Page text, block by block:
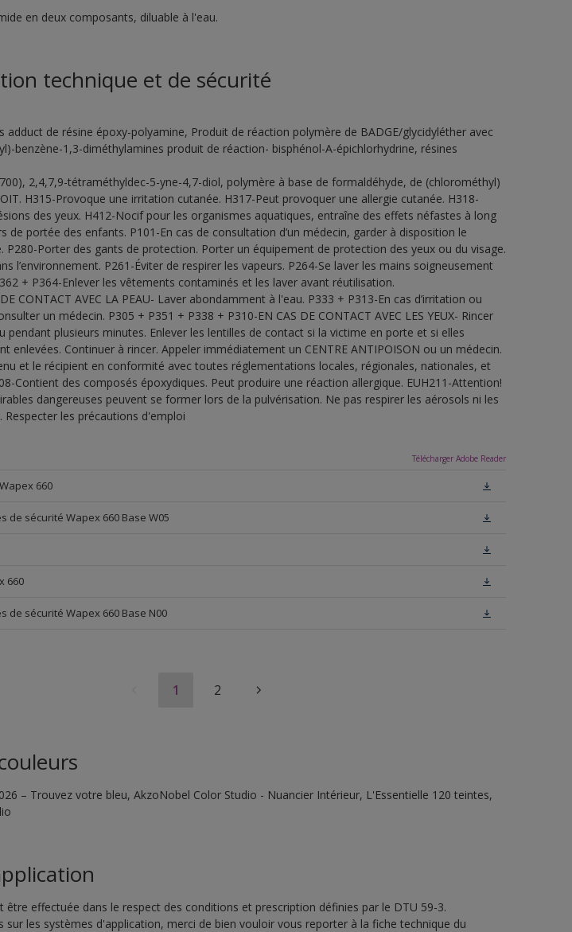
en deux composants, diluable à l'eau.
technique et de sécurité
adduct de résine époxy-polyamine, Produit de réaction polymère de BADGE/glycidyléther avec
benzène-1,3-diméthylamines produit de réaction- bisphénol-A-épichlorhydrine, résines
2,4,7,9-tétraméthyldec-5-yne-4,7-diol, polymère à base de formaldéhyde, de (chlorométhyl)
H315-Provoque une irritation cutanée. H317-Peut provoquer une allergie cutanée. H318-
des yeux. H412-Nocif pour les organismes aquatiques, entraîne des effets néfastes à long
de portée des enfants. P101-En cas de consultation d’un médecin, garder à disposition le
P280-Porter des gants de protection. Porter un équipement de protection des yeux ou du visage.
l’environnement. P261-Éviter de respirer les vapeurs. P264-Se laver les mains soigneusement
+ P364-Enlever les vêtements contaminés et les laver avant réutilisation.
CONTACT AVEC LA PEAU- Laver abondamment à l'eau. P333 + P313-En cas d’irritation ou
un médecin. P305 + P351 + P338 + P310-EN CAS DE CONTACT AVEC LES YEUX- Rincer
pendant plusieurs minutes. Enlever les lentilles de contact si la victime en porte et si elles
enlevées. Continuer à rincer. Appeler immédiatement un CENTRE ANTIPOISON ou un médecin.
et le récipient en conformité avec toutes réglementations locales, régionales, nationales, et
Contient des composés époxydiques. Peut produire une réaction allergique. EUH211-Attention!
dangereuses peuvent se former lors de la pulvérisation. Ne pas respirer les aérosols ni les
Respecter les précautions d'emploi
Télécharger Adobe Reader
660
de sécurité Wapex 660 Base W05
660
de sécurité Wapex 660 Base N00
1 2
– Trouvez votre bleu, AkzoNobel Color Studio - Nuancier Intérieur, L'Essentielle 120 teintes,
effectuée dans le respect des conditions et prescription définies par le DTU 59-3.
sur les systèmes d'application, merci de bien vouloir vous reporter à la fiche technique du